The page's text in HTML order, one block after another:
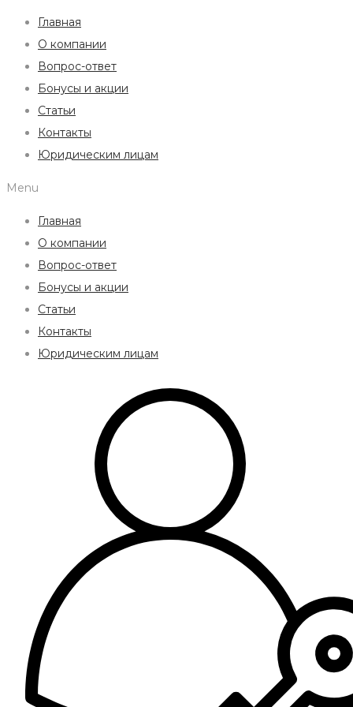
Главная
О компании
Вопрос-ответ
Бонусы и акции
Статьи
Контакты
Юридическим лицам
Menu
Главная
О компании
Вопрос-ответ
Бонусы и акции
Статьи
Контакты
Юридическим лицам